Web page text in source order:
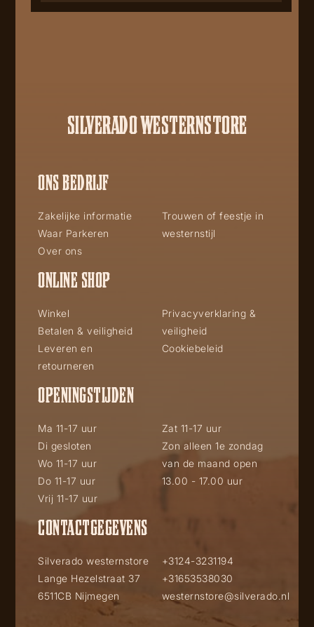
SILVERADO WESTERNSTORE
ONS BEDRIJF
Zakelijke informatie
Waar Parkeren
Over ons
Trouwen of feestje in
westernstijl
ONLINE SHOP
Winkel
Betalen & veiligheid
Leveren en
retourneren
Privacyverklaring &
veiligheid
Cookiebeleid
OPENINGSTIJDEN
Ma 11-17 uur
Di gesloten
Wo 11-17 uur
Do 11-17 uur
Vrij 11-17 uur
Zat 11-17 uur
Zon alleen 1e zondag
van de maand open
13.00 - 17.00 uur
CONTACTGEGEVENS
Silverado westernstore
Lange Hezelstraat 37
6511CB Nijmegen
+3124-3231194
+31653538030
westernstore@silverado.nl